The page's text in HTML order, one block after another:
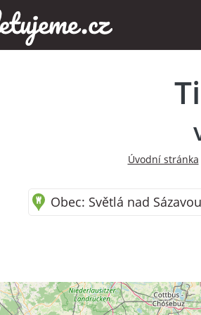
Úvodní stránka
Obec: Světlá nad